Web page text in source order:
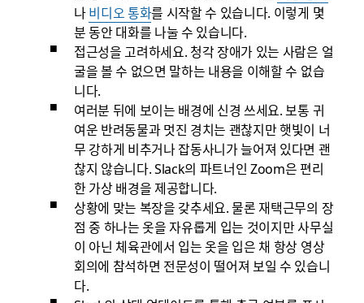
나비디오 통화를 시작할 수 있습니다. 이렇게 몇
분 동안 대화를 나눌 수 있습니다.
접근성을 고려하세요. 청각 장애가 있는 사람은 얼
굴을 볼 수 없으면 말하는 내용을 이해할 수 없습
니다.
여러분 뒤에 보이는 배경에 신경 쓰세요. 보통 귀
여운 반려동물과 멋진 경치는 괜찮지만 햇빛이 너
무 강하게 비추거나 잡동사니가 늘어져 있다면 괜
찮지 않습니다. Slack의 파트너인 Zoom은 편리
한 가상 배경을 제공합니다.
상황에 맞는 복장을 갖추세요. 물론 재택근무의 장
점 중 하나는 옷을 자유롭게 입는 것이지만 사무실
이 아닌 체육관에서 입는 옷을 입은 채 항상 영상
회의에 참석하면 전문성이 떨어져 보일 수 있습니
다.